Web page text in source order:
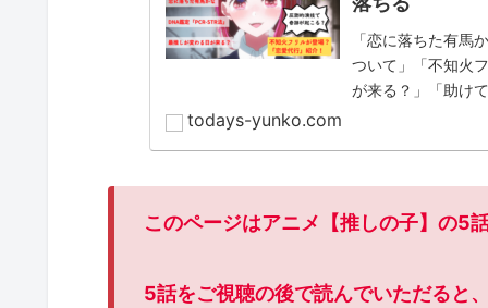
「恋に落ちた有馬
ついて」「不知火
が来る？」「助け
todays-yunko.com
このページはアニメ【推しの子】 の5
5話をご視聴の後で読んでいただると